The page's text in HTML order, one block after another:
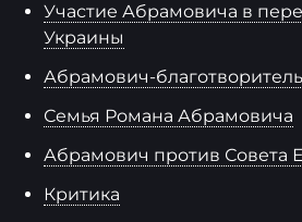
Участие Абрамовича в
Украины
Абрамович-благотворитель
Семья Романа Абрамовича
Абрамович против Совета
Критика